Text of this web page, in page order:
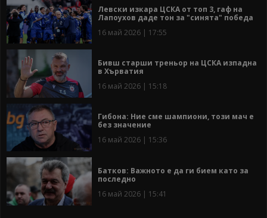
Левски изкара ЦСКА от топ 3, гаф на
Лапоухов даде тон за "синята" победа
16 май 2026 | 17:55
Бивш старши треньор на ЦСКА изпадна
в Хърватия
16 май 2026 | 15:18
Гибона: Ние сме шампиони, този мач е
без значение
16 май 2026 | 15:36
Батков: Важното е да ги бием като за
последно
16 май 2026 | 15:41